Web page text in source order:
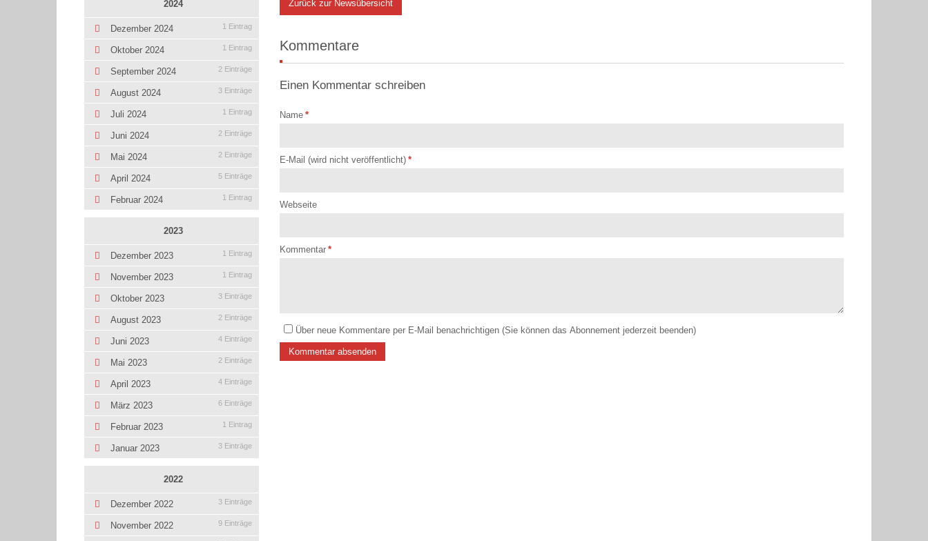
Zurück zur Newsübersicht
Kommentare
Einen Kommentar schreiben
Name *
E-Mail (wird nicht veröffentlicht) *
Webseite
Kommentar *
Über neue Kommentare per E-Mail benachrichtigen (Sie können das Abonnement jederzeit beenden)
Kommentar absenden
2024
Dezember 2024 1 Eintrag
Oktober 2024 1 Eintrag
September 2024 2 Einträge
August 2024 3 Einträge
Juli 2024 1 Eintrag
Juni 2024 2 Einträge
Mai 2024 2 Einträge
April 2024 5 Einträge
Februar 2024 1 Eintrag
2023
Dezember 2023 1 Eintrag
November 2023 1 Eintrag
Oktober 2023 3 Einträge
August 2023 2 Einträge
Juni 2023 4 Einträge
Mai 2023 2 Einträge
April 2023 4 Einträge
März 2023 6 Einträge
Februar 2023 1 Eintrag
Januar 2023 3 Einträge
2022
Dezember 2022 3 Einträge
November 2022 9 Einträge